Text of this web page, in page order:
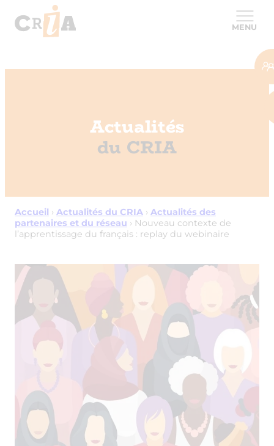
MENU
Actualités
du CRIA
Accueil › Actualités du CRIA › Actualités des
partenaires et du réseau › Nouveau contexte de
l’apprentissage du français : replay du webinaire